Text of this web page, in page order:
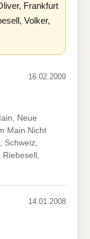
Frankfurt
Volker,
16.02.2009
Neue
Main.Nicht
Schweiz,
14.01.2008